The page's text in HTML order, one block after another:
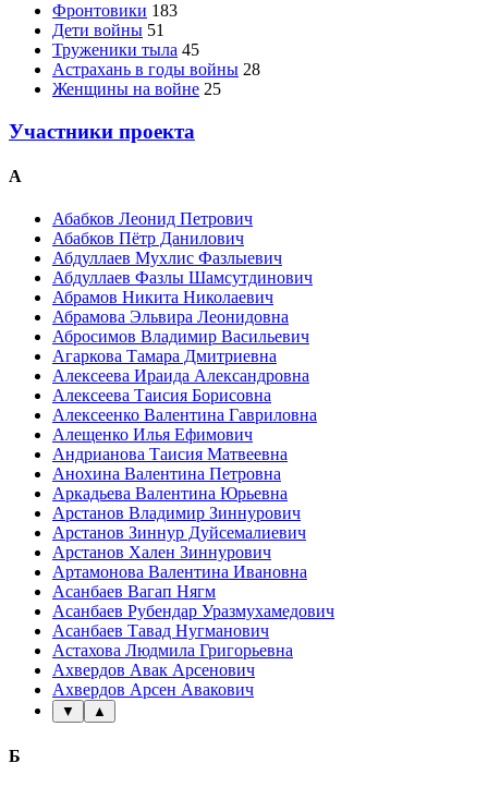
Фронтовики 183
Дети войны 51
Труженики тыла 45
Астрахань в годы войны 28
Женщины на войне 25
Участники проекта
А
Абабков Леонид Петрович
Абабков Пётр Данилович
Абдуллаев Мухлис Фазлыевич
Абдуллаев Фазлы Шамсутдинович
Абрамов Никита Николаевич
Абрамова Эльвира Леонидовна
Абросимов Владимир Васильевич
Агаркова Тамара Дмитриевна
Алексеева Ираида Александровна
Алексеева Таисия Борисовна
Алексеенко Валентина Гавриловна
Алещенко Илья Ефимович
Андрианова Таисия Матвеевна
Анохина Валентина Петровна
Аркадьева Валентина Юрьевна
Арстанов Владимир Зиннурович
Арстанов Зиннур Дуйсемалиевич
Арстанов Хален Зиннурович
Артамонова Валентина Ивановна
Асанбаев Вагап Нягм
Асанбаев Рубендар Уразмухамедович
Асанбаев Тавад Нугманович
Астахова Людмила Григорьевна
Ахвердов Авак Арсенович
Ахвердов Арсен Авакович
▼ ▲
Б